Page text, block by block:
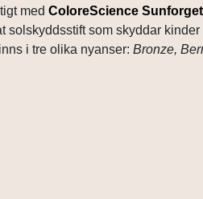
med ColoreScience
solskyddsstift som skyddar
i tre olika nyanser: Bronze,